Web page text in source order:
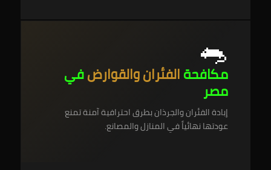
🐀
مكافحةالفئران والقوارضفي
مصر
إبادة الفئران والجرذان بطرق احترافية آمنة تمنع
عودتها نهائياً في المنازل والمصانع.